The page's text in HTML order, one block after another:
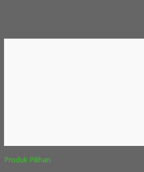
Produk Pilihan